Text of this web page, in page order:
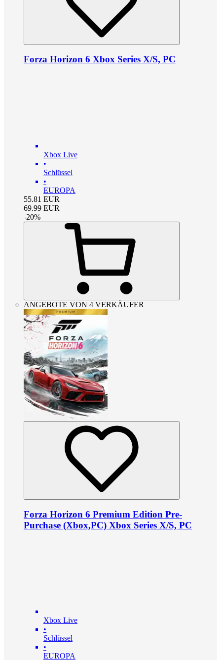
Forza Horizon 6 Xbox Series X/S, PC
Xbox Live
•
Schlüssel
•
EUROPA
55.81 EUR
69.99 EUR
-20%
ANGEBOTE VON 4 VERKÄUFER
Forza Horizon 6 Premium Edition Pre-
Purchase (Xbox,PC) Xbox Series X/S, PC
Xbox Live
•
Schlüssel
•
EUROPA